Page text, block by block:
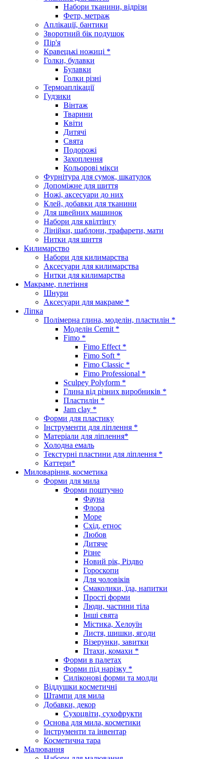
Набори тканини, відрізи
Фетр, метраж
Аплікації, бантики
Зворотний бік подушок
Пір'я
Кравецькі ножиці *
Голки, булавки
Булавки
Голки різні
Термоаплікації
Гудзики
Вінтаж
Тварини
Квіти
Дитячі
Свята
Подорожі
Захоплення
Кольорові мікси
Фурнітура для сумок, шкатулок
Допоміжне для шиття
Ножі, аксесуари до них
Клей, добавки для тканини
Для швейних машинок
Набори для квілтінгу
Лінійки, шаблони, трафарети, мати
Нитки для шиття
Килимарство
Набори для килимарства
Аксесуари для килимарства
Нитки для килимарства
Макраме, плетіння
Шнури
Аксесуари для макраме *
Ліпка
Полімерна глина, моделін, пластилін *
Моделін Cernit *
Fimo *
Fimo Effect *
Fimo Soft *
Fimo Classic *
Fimo Professional *
Sculpey Polyform *
Глина від різних виробників *
Пластилін *
Jam clay *
Форми для пластику
Інструменти для ліплення *
Матеріали для ліплення*
Холодна емаль
Текстурні пластини для ліплення *
Каттери*
Миловаріння, косметика
Форми для мила
Форми поштучно
Фауна
Флора
Море
Схід, етнос
Любов
Дитяче
Різне
Новий рік, Різдво
Гороскопи
Для чоловіків
Смаколики, їда, напитки
Прості форми
Люди, частини тіла
Інші свята
Містика, Хелоуїн
Листя, шишки, ягоди
Візерунки, завитки
Птахи, комахи *
Форми в палетах
Форми під нарізку *
Силіконові форми та молди
Віддушки косметичні
Штампи для мила
Добавки, декор
Сухоцвіти, сухофрукти
Основа для мила, косметики
Інструменти та інвентар
Косметична тара
Малювання